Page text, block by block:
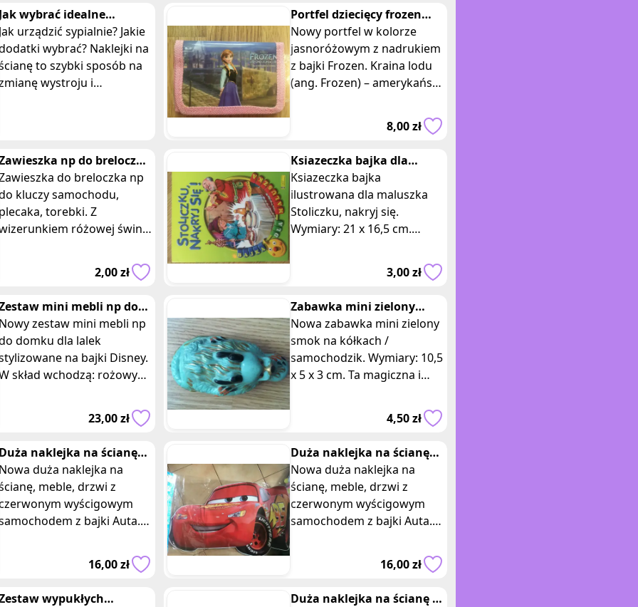
wybrać idealne
na ścianę do
urządzić sypialnie? Jakie
wybrać? Naklejki na
to szybki sposób na
wystroju i
Portfel dziecięcy frozen
jasnoróżowy
Nowy portfel w kolorze
jasnoróżowym z nadrukiem
z bajki Frozen. Kraina lodu
(ang. Frozen) – amerykański
wyprodukowany przez Walt
8,00 zł
np do breloczka
kluczy rozowa świnka
do breloczka np
kluczy samochodu,
torebki. Z
różowej świnki
kwiatki z znanej bajki dla
2,00 zł
Ksiazeczka bajka dla
maluszka Stoliczku,
nakryj się
Ksiazeczka bajka
ilustrowana dla maluszka
Stoliczku, nakryj się.
Wymiary: 21 x 16,5 cm.
najmłodszych czytelników.
Te kolorowe i edukacyjne
3,00 zł
mini mebli np do
dla lalek
zestaw mini mebli np
domku dla lalek
na bajki Disney.
skład wchodzą: rożowy
lampka, rozowy
23,00 zł
Zabawka mini zielony
smok na kółkach /
samochodzik
Nowa zabawka mini zielony
smok na kółkach /
samochodzik. Wymiary: 10,5
x 5 x 3 cm. Ta magiczna i
zapewni maluchom wiele
radości i niezapomnian
4,50 zł
naklejka na ścianę
samochod auta
duża naklejka na
meble, drzwi z
wyścigowym
z bajki Auta.
sztuki, oferta16,00 zł
Duża naklejka na ścianę
czerwony samochod Auta
Nowa duża naklejka na
ścianę, meble, drzwi z
czerwonym wyścigowym
samochodem z bajki Auta.
56 cm. Posiadam 9 takich
samych sztuk, ofert16,00 zł
wypukłych
Duża naklejka na ścianę z